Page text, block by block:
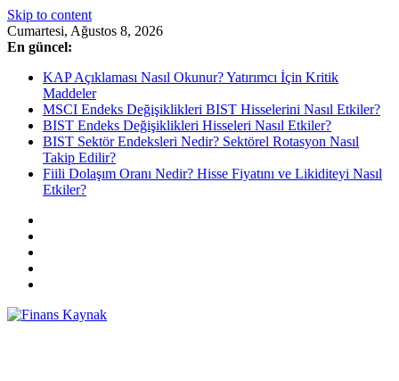
Skip to content
Cumartesi, Ağustos 8, 2026
En güncel:
KAP Açıklaması Nasıl Okunur? Yatırımcı İçin Kritik
Maddeler
MSCI Endeks Değişiklikleri BIST Hisselerini Nasıl Etkiler?
BIST Endeks Değişiklikleri Hisseleri Nasıl Etkiler?
BIST Sektör Endeksleri Nedir? Sektörel Rotasyon Nasıl
Takip Edilir?
Fiili Dolaşım Oranı Nedir? Hisse Fiyatını ve Likiditeyi Nasıl
Etkiler?